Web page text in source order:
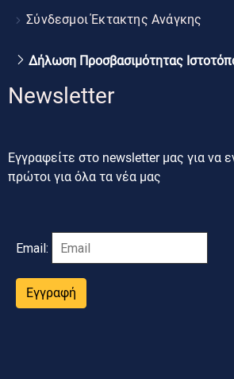
Σύνδεσμοι Έκτακτης Ανάγκης
Δήλωση Προσβασιμότητας
Newsletter
Εγγραφείτε στο newsletter μας για να
πρώτοι για όλα τα νέα μας
Email:
Εγγραφή